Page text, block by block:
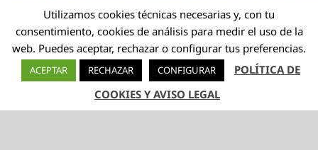
Utilizamos cookies técnicas necesarias y, con tu
consentimiento, cookies de análisis para medir el uso de la
web. Puedes aceptar, rechazar o configurar tus preferencias.
ACEPTAR RECHAZAR CONFIGURAR
POLÍTICA DE
COOKIES Y AVISO LEGAL